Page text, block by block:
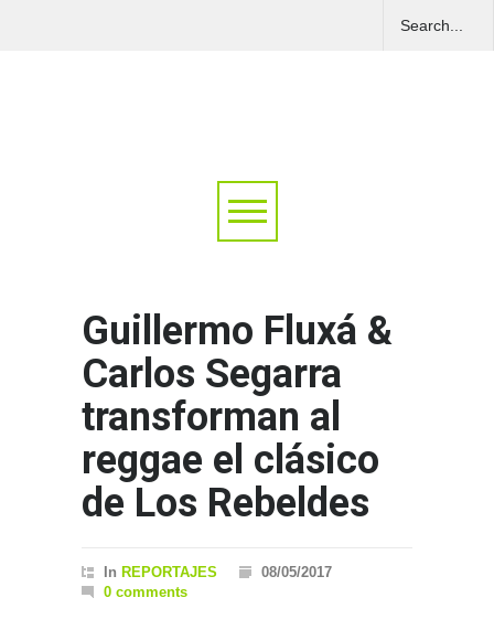
Guillermo Fluxá &
Carlos Segarra
transforman al
reggae el clásico
de Los Rebeldes
In REPORTAJES
08/05/2017
0 comments